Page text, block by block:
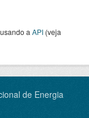
a API (veja
de Energia